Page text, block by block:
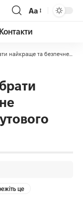
Аа
Контакти
обладнання для побутового використання